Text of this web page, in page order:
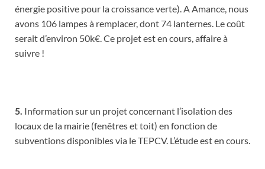
énergie positive pour la croissance verte). A Amance, nous
avons 106 lampes à remplacer, dont 74 lanternes. Le coût
serait d’environ 50k€. Ce projet est en cours, affaire à
suivre !
5. Information sur un projet concernant l’isolation des
locaux de la mairie (fenêtres et toit) en fonction de
subventions disponibles via le TEPCV. L’étude est en cours.